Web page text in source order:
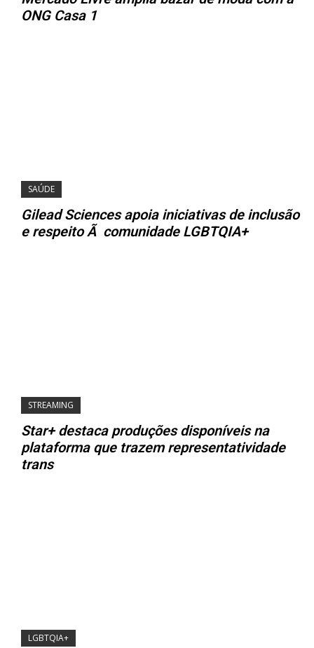
ONG Casa 1
SAÚDE
Gilead Sciences apoia iniciativas de inclusão
e respeito Ã comunidade LGBTQIA+
STREAMING
Star+ destaca produções disponíveis na
plataforma que trazem representatividade
trans
LGBTQIA+